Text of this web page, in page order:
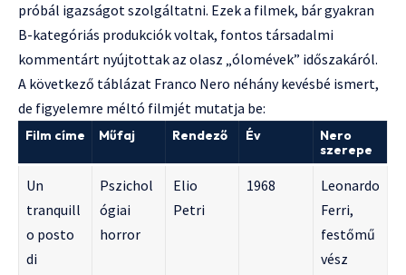
próbál igazságot szolgáltatni. Ezek a filmek, bár gyakran
B-kategóriás produkciók voltak, fontos társadalmi
kommentárt nyújtottak az olasz „ólomévek” időszakáról.
A következő táblázat Franco Nero néhány kevésbé ismert,
de figyelemre méltó filmjét mutatja be:
Film címe Műfaj Rendező Év
Nero
szerepe
Un
tranquill
o posto
di
Pszichol
ógiai
horror
Elio
Petri
1968
Leonardo
Ferri,
festőmű
vész